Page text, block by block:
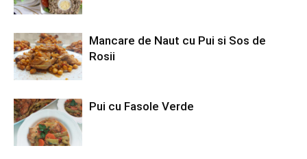
Mancare de Naut cu Pui si Sos de
Rosii
Pui cu Fasole Verde